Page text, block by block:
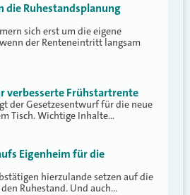
die Ruhestandsplanung
sich erst um die eigene
der Renteneintritt langsam
verbesserte Frühstartrente
der Gesetzesentwurf für die neue
Tisch. Wichtige Inhalte…
Eigenheim für die
hierzulande setzen auf die
Ruhestand. Und auch…